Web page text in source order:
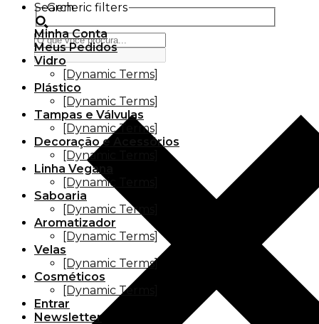
Search
Generic filters
Minha Conta
Meus Pedidos
Vidro
[Dynamic Terms]
Plástico
[Dynamic Terms]
Tampas e Válvulas
[Dynamic Terms]
Decoração e Acessórios
[Dynamic Terms]
Linha Vegana
[Dynamic Terms]
Saboaria
[Dynamic Terms]
Aromatizador
[Dynamic Terms]
Velas
[Dynamic Terms]
Cosméticos
[Dynamic Terms]
Entrar
Newsletter